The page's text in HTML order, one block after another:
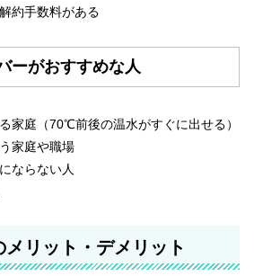
約手数料がある
ーがおすすめな人
家庭（70℃前後の温水がすぐに出せる）
家庭や職場
ならない人
リット・デメリット